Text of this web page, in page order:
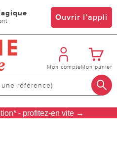
Ouvrir l’appli
Mon compteMon panier
- profitez-en vite →